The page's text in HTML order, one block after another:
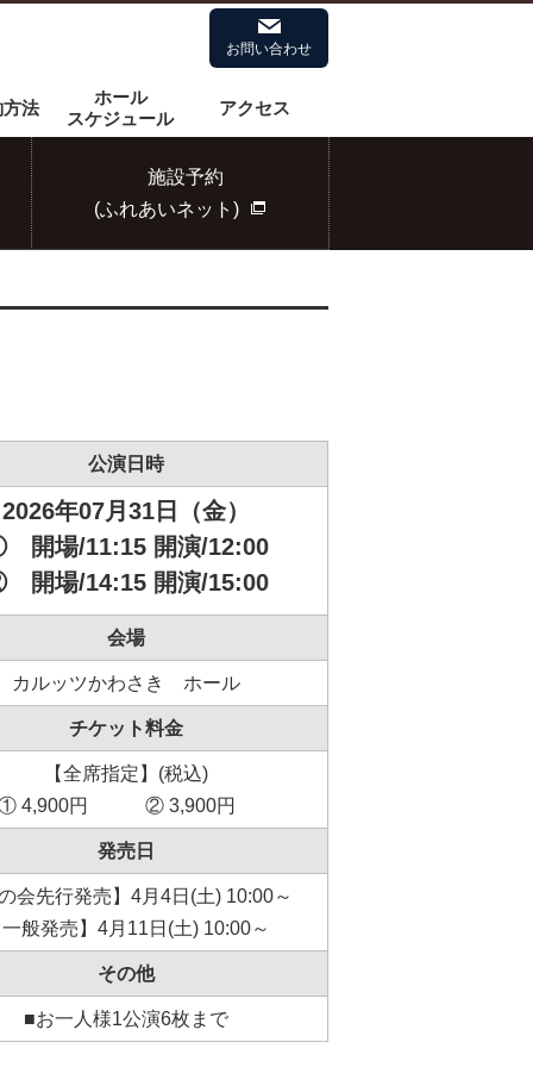
お問い合わせ
法
ホール
スケジュール
アクセス
施設予約
(ふれあいネット)
公演日時
2026年07月31日（金）
開場/11:15 開演/12:00
開場/14:15 開演/15:00
会場
カルッツかわさき ホール
チケット料金
【全席指定】(税込)
4,900円 ② 3,900円
発売日
の会先行発売】4月4日(土) 10:00～
一般発売】4月11日(土) 10:00～
その他
■お一人様1公演6枚まで